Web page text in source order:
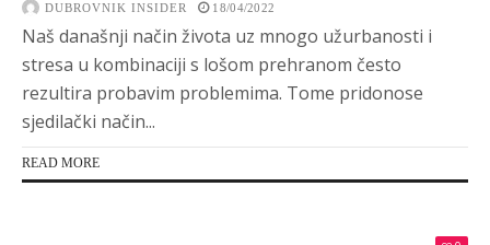
DUBROVNIK INSIDER 18/04/2022
Naš današnji način života uz mnogo užurbanosti i
stresa u kombinaciji s lošom prehranom često
rezultira probavim problemima. Tome pridonose
sjedilački način...
READ MORE